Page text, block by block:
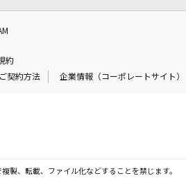
約
ご契約方法 企業情報（コーポレートサイト）
製、転載、ファイル化などすることを禁じます。